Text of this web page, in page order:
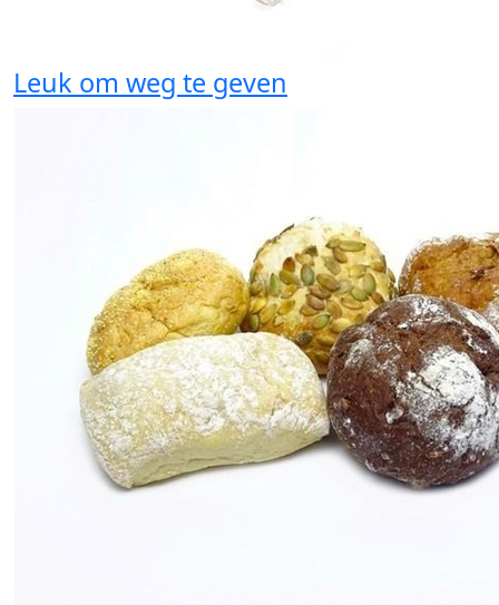
Leuk om weg te geven